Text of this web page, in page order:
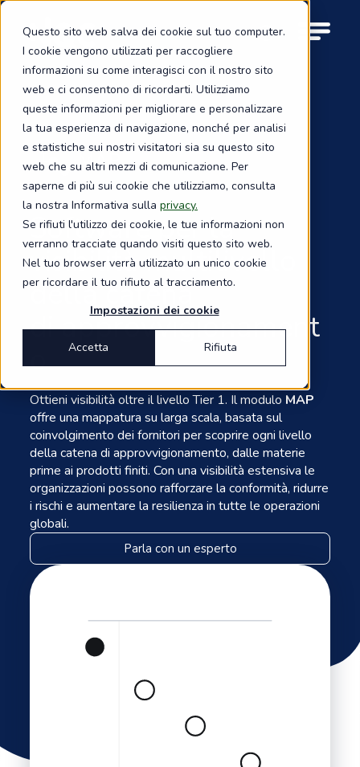
Questo sito web salva dei cookie sul tuo computer.
I cookie vengono utilizzati per raccogliere
informazioni su come interagisci con il nostro sito
web e ci consentono di ricordarti. Utilizziamo
queste informazioni per migliorare e personalizzare
la tua esperienza di navigazione, nonché per analisi
e statistiche sui nostri visitatori sia su questo sito
web che su altri mezzi di comunicazione. Per
saperne di più sui cookie che utilizziamo, consulta
la nostra Informativa sulla privacy.
Se rifiuti l'utilizzo dei cookie, le tue informazioni non
verranno tracciate quando visiti questo sito web.
Nel tuo browser verrà utilizzato un unico cookie
per ricordare il tuo rifiuto al tracciamento.
Impostazioni dei cookie
Accetta Rifiuta
Skip
main
content
M
MAP
Software per la
visibilità multilivello
della catena
di approvvigionament
o
Ottieni visibilità oltre il livello Tier 1. Il modulo MAP
offre una mappatura su larga scala, basata sul
coinvolgimento dei fornitori per scoprire ogni livello
della catena di approvvigionamento, dalle materie
prime ai prodotti finiti. Con una visibilità estensiva le
organizzazioni possono rafforzare la conformità, ridurre
i rischi e aumentare la resilienza in tutte le operazioni
globali.
Parla con un esperto